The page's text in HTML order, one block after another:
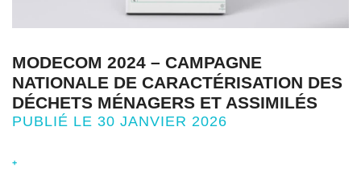
MODECOM 2024 – CAMPAGNE
NATIONALE DE CARACTÉRISATION DES
DÉCHETS MÉNAGERS ET ASSIMILÉS
PUBLIÉ LE 30 JANVIER 2026
+